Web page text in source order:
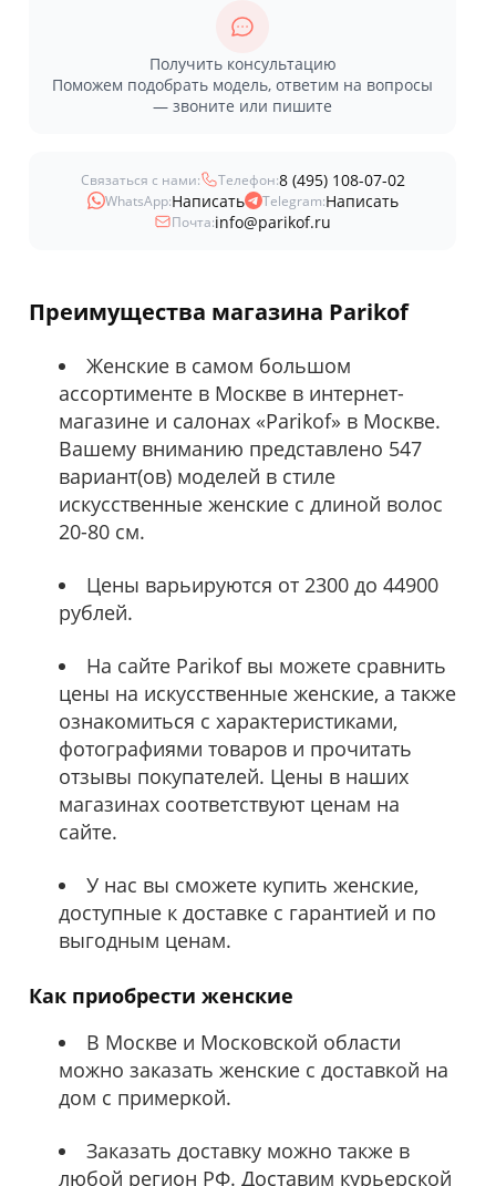
Получить консультацию
Поможем подобрать модель, ответим на вопросы
— звоните или пишите
Связаться с нами: Телефон:8 (495) 108-07-02
WhatsApp:Написать Telegram:Написать
Почта:info@parikof.ru
Преимущества магазина Parikof
Женские в самом большом
ассортименте в Москве в интернет-
магазине и салонах «Parikof» в Москве.
Вашему вниманию представлено 547
вариант(ов) моделей в стиле
искусственные женские с длиной волос
20-80 см.
Цены варьируются от 2300 до 44900
рублей.
На сайте Parikof вы можете сравнить
цены на искусственные женские, а также
ознакомиться с характеристиками,
фотографиями товаров и прочитать
отзывы покупателей. Цены в наших
магазинах соответствуют ценам на
сайте.
У нас вы сможете купить женские,
доступные к доставке с гарантией и по
выгодным ценам.
Как приобрести женские
В Москве и Московской области
можно заказать женские с доставкой на
дом с примеркой.
Заказать доставку можно также в
любой регион РФ. Доставим курьерской